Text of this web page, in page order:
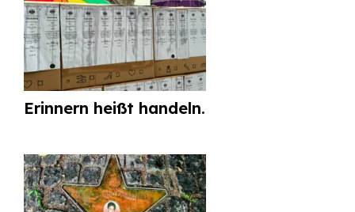
Erinnern heißt handeln.